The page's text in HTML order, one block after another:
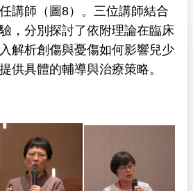
講師（圖8）。三位講師結合
，分別探討了依附理論在臨床
解析創傷與憂傷如何影響兒少
供具體的輔導與治療策略。